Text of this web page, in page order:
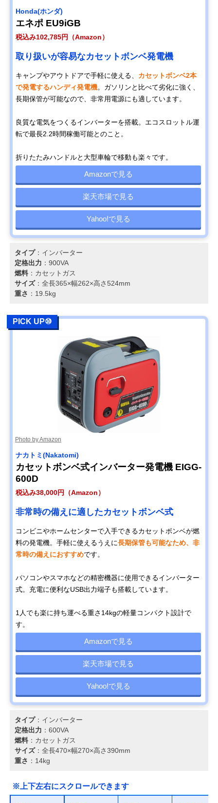
Honda(ホンダ)
エネポ EU9iGB
税込み102,785円（Amazon）
取り扱いが容易なカセットボンベ発電機
キャンプやアウトドアで手軽に使える、 カセットボンベ2本
で発電するハンディ発電機。ガソリンと比べて劣化に強く、
長期保管が可能なので、非常用電源にも適しています。
良質な電気をつくるインバーターを搭載。エコスロットル運
転で最長2.2時間稼働可能とのこと。
折りたたみハンドルと大型車輪で移動も楽々です。
Amazonで見る
楽天市場で見る
Yahoo!で見る
タイプ：インバーター
定格出力 ：900VA
燃料 ：カセットガス
サイズ：全長365×幅262×高さ524mm
重さ ：19.5kg
PICK UP⑩
Photo by Amazon
ナカトミ(Nakatomi)
カセットボンベ式インバーター発電機 EIGG-
600D
税込み38,000円（Amazon）
非常時の備えに適したカセットボンベ式
コンビニやホームセンターで入手できるカセットボンベが燃
料の発電機。手軽に使えるうえに長期保管も可能なため、非
常時の備えにおすすめです。
パソコンやスマホなどの精密機器に使用できるインバーター
式。充電に便利なUSB出力端子も搭載しています。
1人でも楽に持ち運べる重さ14kgの軽量コンパクト設計で
す。
Amazonで見る
楽天市場で見る
Yahoo!で見る
タイプ：インバーター
定格出力 ：600VA
燃料 ：カセットガス
サイズ：全長470×幅270×高さ390mm
重さ ：14kg
※上下左右にスクロールできます